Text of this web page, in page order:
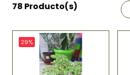
78 Producto(s)
29%